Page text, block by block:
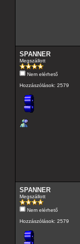
SPANNER
Megszállott
Nem elérhető
Hozzászólások: 2579
SPANNER
Megszállott
Nem elérhető
Hozzászólások: 2579